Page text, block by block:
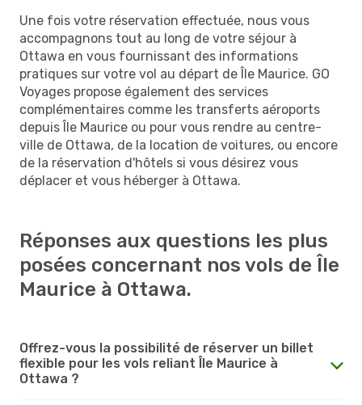
Une fois votre réservation effectuée, nous vous
accompagnons tout au long de votre séjour à
Ottawa en vous fournissant des informations
pratiques sur votre vol au départ de Île Maurice. GO
Voyages propose également des services
complémentaires comme les transferts aéroports
depuis Île Maurice ou pour vous rendre au centre-
ville de Ottawa, de la location de voitures, ou encore
de la réservation d'hôtels si vous désirez vous
déplacer et vous héberger à Ottawa.
Réponses aux questions les plus
posées concernant nos vols de Île
Maurice à Ottawa.
Offrez-vous la possibilité de réserver un billet
flexible pour les vols reliant Île Maurice à
Ottawa ?